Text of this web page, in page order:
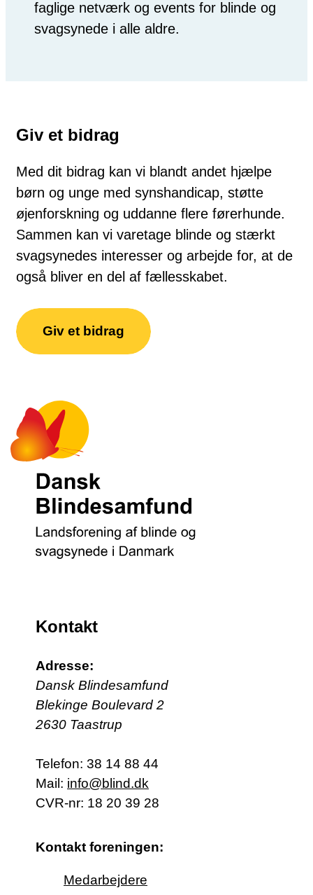
faglige netværk og events for blinde og
svagsynede i alle aldre.
Giv et bidrag
Med dit bidrag kan vi blandt andet hjælpe
børn og unge med synshandicap, støtte
øjenforskning og uddanne flere førerhunde.
Sammen kan vi varetage blinde og stærkt
svagsynedes interesser og arbejde for, at de
også bliver en del af fællesskabet.
Giv et bidrag
Kontakt
Adresse:
Dansk Blindesamfund
Blekinge Boulevard 2
2630 Taastrup
Telefon: 38 14 88 44
Mail: info@blind.dk
CVR-nr: 18 20 39 28
Kontakt foreningen:
Medarbejdere